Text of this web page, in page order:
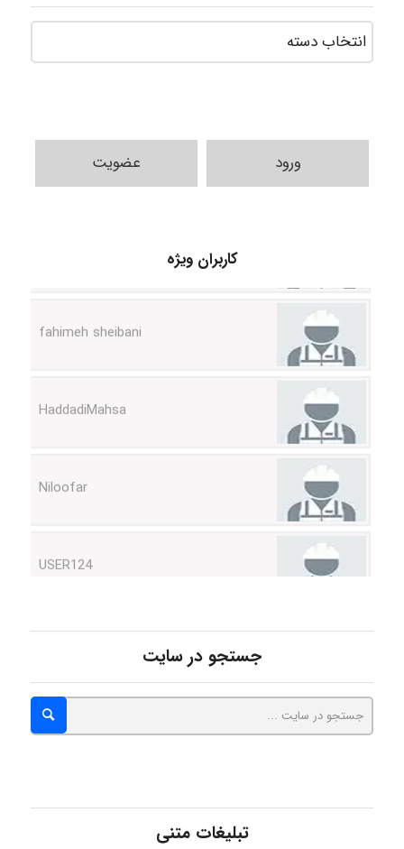
ورود عضویت
کاربران ویژه
abolfazlkoshehe
جستجو در سایت
تبلیغات متنی